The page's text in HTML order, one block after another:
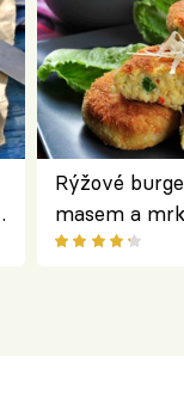
Rýžové
masem a
salátem –